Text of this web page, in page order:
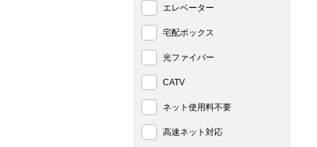
エレベーター
宅配ボックス
光ファイバー
CATV
ネット使用料不要
高速ネット対応